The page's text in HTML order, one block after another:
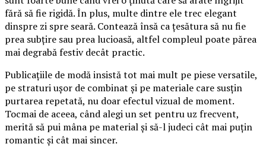
fără să fie rigidă. În plus, multe dintre ele trec elegant
dinspre zi spre seară. Contează însă ca țesătura să nu fie
prea subțire sau prea lucioasă, altfel compleul poate părea
mai degrabă festiv decât practic.
Publicațiile de modă insistă tot mai mult pe piese versatile,
pe straturi ușor de combinat și pe materiale care susțin
purtarea repetată, nu doar efectul vizual de moment.
Tocmai de aceea, când alegi un set pentru uz frecvent,
merită să pui mâna pe material și să-l judeci cât mai puțin
romantic și cât mai sincer.